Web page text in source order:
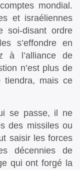
mondial.
et israéliennes
soi-disant ordre
s’effondre en
à l’alliance de
n’est plus de
tiendra, mais ce
se passe, il ne
des missiles ou
saisir les forces
décennies de
qui ont forgé la